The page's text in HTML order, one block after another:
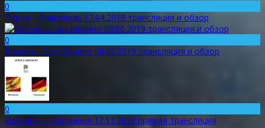
0
Порту – Ливерпуль 17.04.2019 трансляция и обзор
0
Россия – Сан-Марино 08.06.2019 трансляция и обзор
0
Испания — Германия 17.11.2020 прямая трансляция